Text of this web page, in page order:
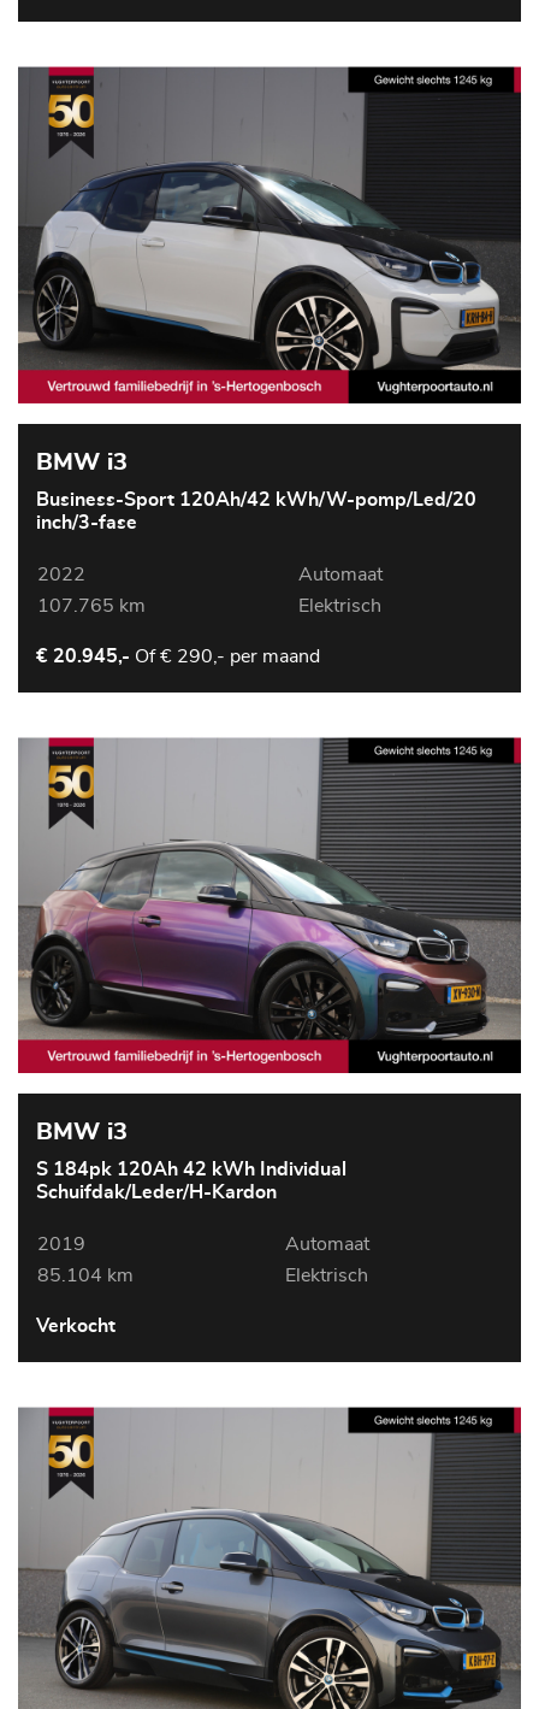
BMW i3
Business-Sport 120Ah/42 kWh/W-pomp/Led/20
inch/3-fase
2022
Automaat
107.765 km
Elektrisch
€ 20.945,- Of€ 290,- per maand
BMW i3
S 184pk 120Ah 42 kWh Individual
Schuifdak/Leder/H-Kardon
2019
Automaat
85.104 km
Elektrisch
Verkocht